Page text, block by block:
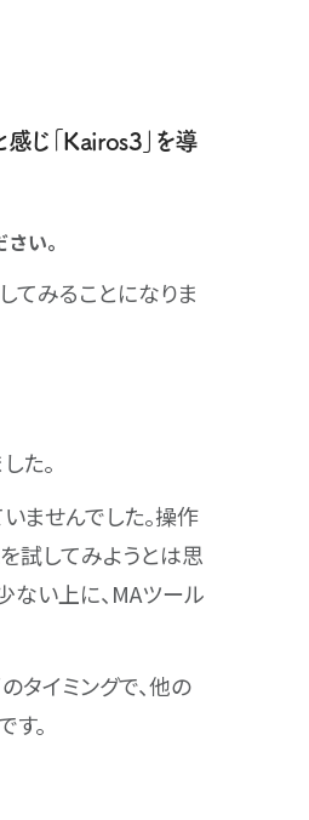
じ「Kairos3」を導
い。
てみることになりま
た。
ませんでした。操作
試してみようとは思
ない上に、MAツール
タイミングで、他の
。